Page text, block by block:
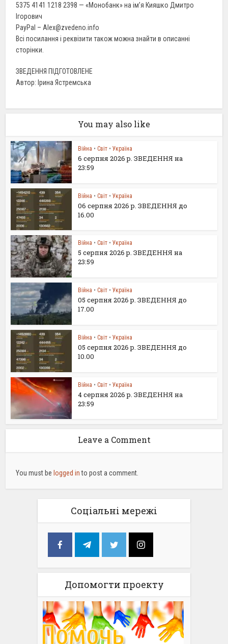
5375 4141 1218 2398 — «Монобанк» на ім’я Кияшко Дмитро
Ігорович
PayPal – Alex@zvedeno.info
Всі посилання і реквізити також можна знайти в описанні
сторінки.
ЗВЕДЕННЯ ПІДГОТОВЛЕНЕ
Автор: Ірина Ястремська
You may also like
Війна • Світ • Україна
6 серпня 2026 р. ЗВЕДЕННЯ на
23:59
Війна • Світ • Україна
06 серпня 2026 р. ЗВЕДЕННЯ до
16.00
Війна • Світ • Україна
5 серпня 2026 р. ЗВЕДЕННЯ на
23:59
Війна • Світ • Україна
05 серпня 2026 р. ЗВЕДЕННЯ до
17.00
Війна • Світ • Україна
05 серпня 2026 р. ЗВЕДЕННЯ до
10.00
Війна • Світ • Україна
4 серпня 2026 р. ЗВЕДЕННЯ на
23:59
Leave a Comment
You must be logged into post a comment.
Соціальні мережі
Допомогти проекту